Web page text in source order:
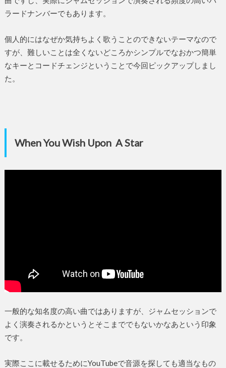
ラードナンバーでもあります。
個人的にはなぜか気持ちよく歌うことのできないテーマなので
すが、難しいことは全くないどころかシンプルでなおかつ簡単
なキーとコードチェンジということで今回ピックアップしまし
た。
When You Wish Upon A Star
一般的な知名度の高い曲ではありますが、ジャムセッションで
よく演奏されるかというとそこまででもないかなあという印象
です。
実際ここに載せるためにYouTubeで音源を探しても適当なもの